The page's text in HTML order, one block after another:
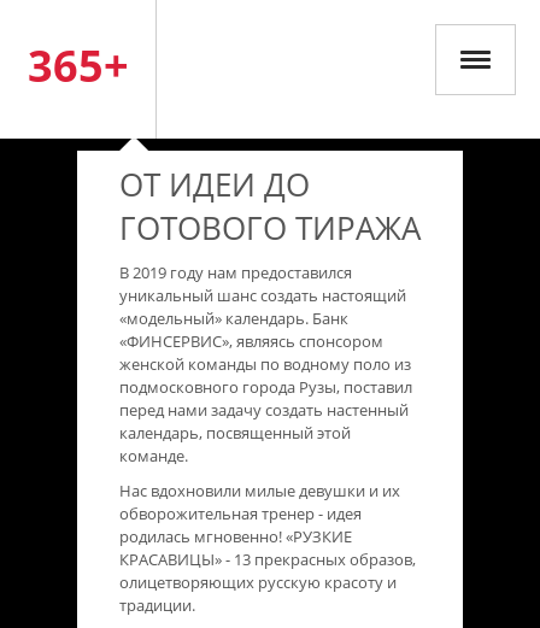
365+
ОТ ИДЕИ ДО
ГОТОВОГО ТИРАЖА
В 2019 году нам предоставился
уникальный шанс создать настоящий
«модельный» календарь. Банк
«ФИНСЕРВИС», являясь спонсором
женской команды по водному поло из
подмосковного города Рузы, поставил
перед нами задачу создать настенный
календарь, посвященный этой
команде.
Нас вдохновили милые девушки и их
обворожительная тренер - идея
родилась мгновенно! «РУЗКИЕ
КРАСАВИЦЫ» - 13 прекрасных образов,
олицетворяющих русскую красоту и
традиции.